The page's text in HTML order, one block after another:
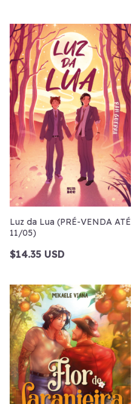
Luz da Lua (PRÉ-VENDA ATÉ
11/05)
$14.35 USD